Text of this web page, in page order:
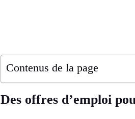
Contenus de la page
Des offres d’emploi